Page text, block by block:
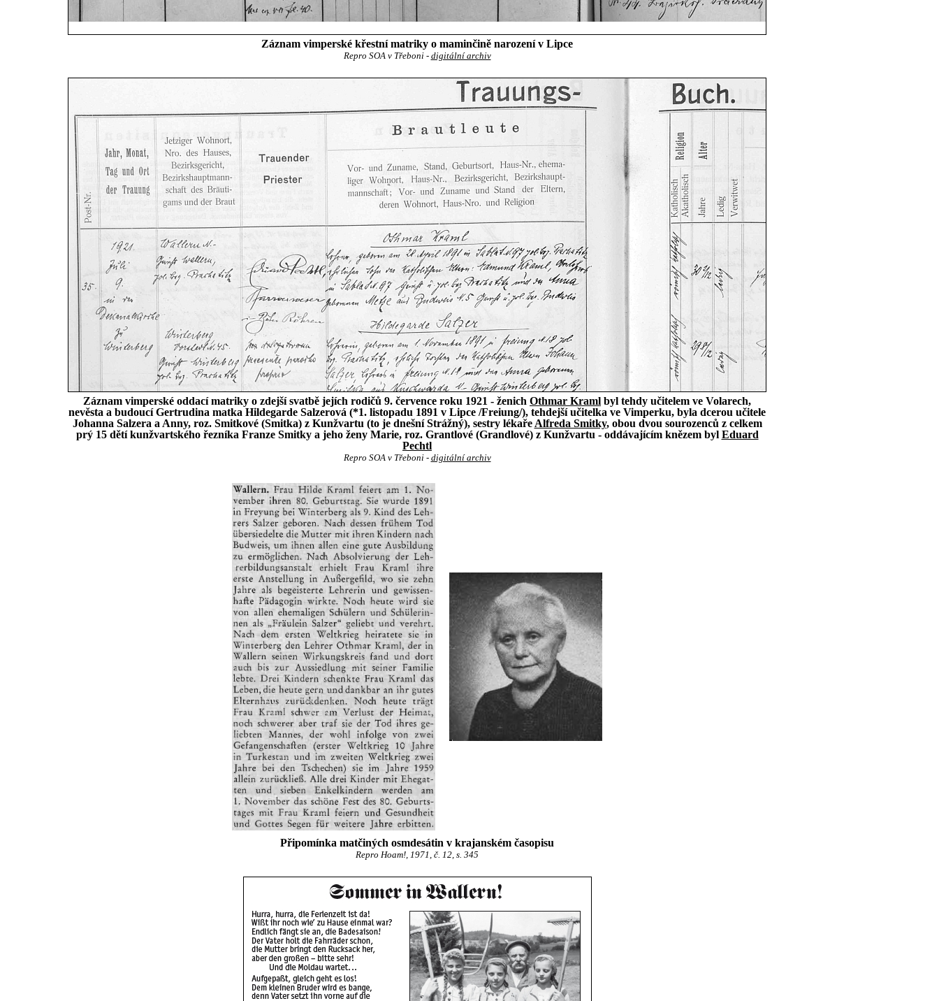
Záznam vimperské křestní matriky o maminčině narození v Lipce
Repro SOA v Třeboni - digitální archiv
Záznam vimperské oddací matriky o zdejší svatbě jejích rodičů 9. července roku 1921 - ženich Othmar Kraml byl tehdy učitelem ve Volarech,
nevěsta a budoucí Gertrudina matka Hildegarde Salzerová (*1. listopadu 1891 v Lipce /Freiung/), tehdejší učitelka ve Vimperku, byla dcerou učitele
Johanna Salzera a Anny, roz. Smitkové (Smitka) z Kunžvartu (to je dnešní Strážný), sestry lékaře Alfreda Smitky, obou dvou sourozenců z celkem
prý 15 dětí kunžvartského řezníka Franze Smitky a jeho ženy Marie, roz. Grantlové (Grandlové) z Kunžvartu - oddávajícím knězem byl Eduard
Pechtl
Repro SOA v Třeboni - digitální archiv
Připomínka matčiných osmdesátin v krajanském časopisu
Repro Hoam!, 1971, č. 12, s. 345